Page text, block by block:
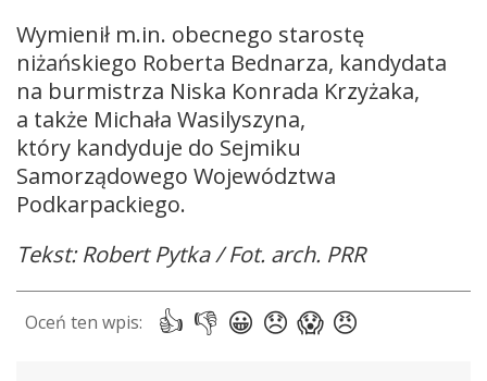
Wymienił m.in. obecnego starostę
niżańskiego Roberta Bednarza, kandydata
na burmistrza Niska Konrada Krzyżaka,
a także Michała Wasilyszyna,
który kandyduje do Sejmiku
Samorządowego Województwa
Podkarpackiego.
Tekst: Robert Pytka / Fot. arch. PRR